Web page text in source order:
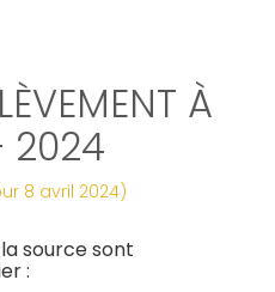
À
2024
8 avril 2024)
source sont
: